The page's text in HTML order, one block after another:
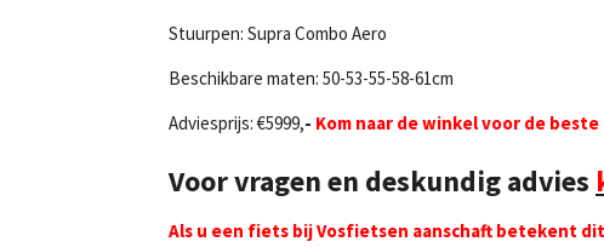
Stuurpen: Supra Combo Aero
Beschikbare maten: 50-53-55-58-61cm
Adviesprijs:€5999,- Kom naar de winkel voor de beste
Voor vragen en deskundig advies
Als u een fiets bij Vosfietsen aanschaft betekent